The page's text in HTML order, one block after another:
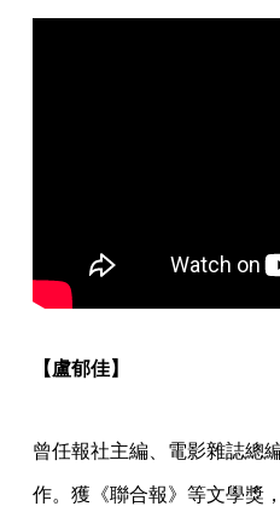
【盧郁佳】
曾任報社主編、電影雜誌總
作。獲《聯合報》等文學獎